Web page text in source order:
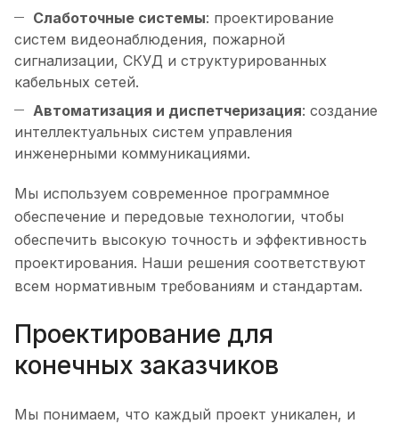
Слаботочные системы: проектирование
систем видеонаблюдения, пожарной
сигнализации, СКУД и структурированных
кабельных сетей.
Автоматизация и диспетчеризация: создание
интеллектуальных систем управления
инженерными коммуникациями.
Мы используем современное программное
обеспечение и передовые технологии, чтобы
обеспечить высокую точность и эффективность
проектирования. Наши решения соответствуют
всем нормативным требованиям и стандартам.
Проектирование для
конечных заказчиков
Мы понимаем, что каждый проект уникален, и